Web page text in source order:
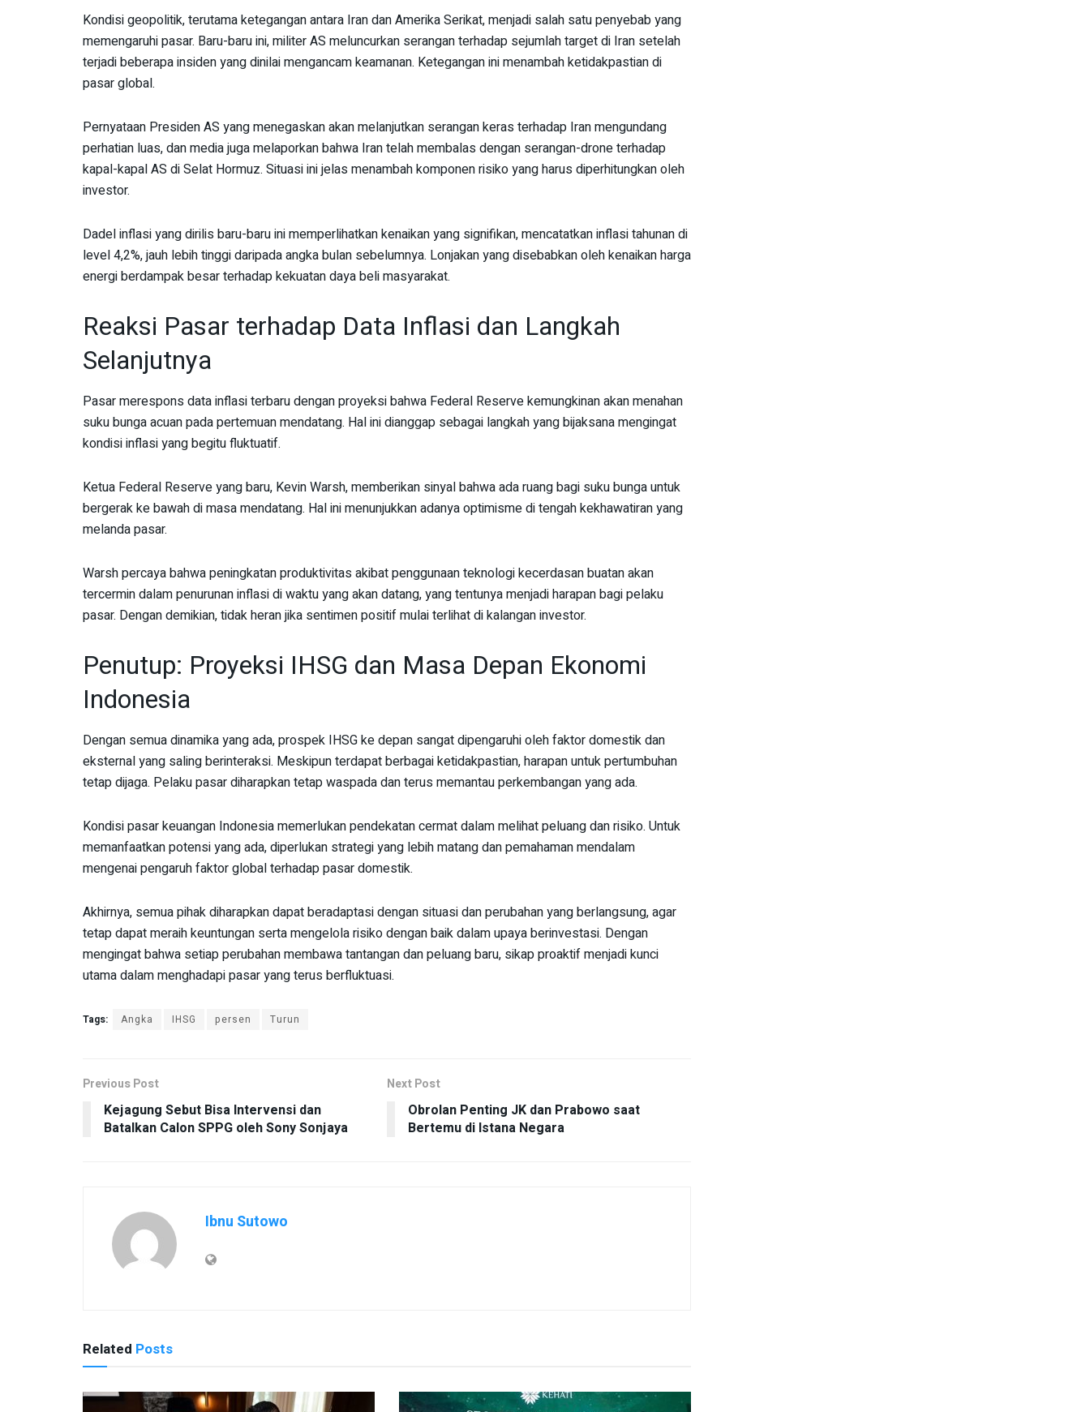
Kondisi geopolitik, terutama ketegangan antara Iran dan Amerika Serikat, menjadi salah satu penyebab yang
memengaruhi pasar. Baru-baru ini, militer AS meluncurkan serangan terhadap sejumlah target di Iran setelah
terjadi beberapa insiden yang dinilai mengancam keamanan. Ketegangan ini menambah ketidakpastian di
pasar global.
Pernyataan Presiden AS yang menegaskan akan melanjutkan serangan keras terhadap Iran mengundang
perhatian luas, dan media juga melaporkan bahwa Iran telah membalas dengan serangan-drone terhadap
kapal-kapal AS di Selat Hormuz. Situasi ini jelas menambah komponen risiko yang harus diperhitungkan oleh
investor.
Dadel inflasi yang dirilis baru-baru ini memperlihatkan kenaikan yang signifikan, mencatatkan inflasi tahunan di
level 4,2%, jauh lebih tinggi daripada angka bulan sebelumnya. Lonjakan yang disebabkan oleh kenaikan harga
energi berdampak besar terhadap kekuatan daya beli masyarakat.
Reaksi Pasar terhadap Data Inflasi dan Langkah
Selanjutnya
Pasar merespons data inflasi terbaru dengan proyeksi bahwa Federal Reserve kemungkinan akan menahan
suku bunga acuan pada pertemuan mendatang. Hal ini dianggap sebagai langkah yang bijaksana mengingat
kondisi inflasi yang begitu fluktuatif.
Ketua Federal Reserve yang baru, Kevin Warsh, memberikan sinyal bahwa ada ruang bagi suku bunga untuk
bergerak ke bawah di masa mendatang. Hal ini menunjukkan adanya optimisme di tengah kekhawatiran yang
melanda pasar.
Warsh percaya bahwa peningkatan produktivitas akibat penggunaan teknologi kecerdasan buatan akan
tercermin dalam penurunan inflasi di waktu yang akan datang, yang tentunya menjadi harapan bagi pelaku
pasar. Dengan demikian, tidak heran jika sentimen positif mulai terlihat di kalangan investor.
Penutup: Proyeksi IHSG dan Masa Depan Ekonomi
Indonesia
Dengan semua dinamika yang ada, prospek IHSG ke depan sangat dipengaruhi oleh faktor domestik dan
eksternal yang saling berinteraksi. Meskipun terdapat berbagai ketidakpastian, harapan untuk pertumbuhan
tetap dijaga. Pelaku pasar diharapkan tetap waspada dan terus memantau perkembangan yang ada.
Kondisi pasar keuangan Indonesia memerlukan pendekatan cermat dalam melihat peluang dan risiko. Untuk
memanfaatkan potensi yang ada, diperlukan strategi yang lebih matang dan pemahaman mendalam
mengenai pengaruh faktor global terhadap pasar domestik.
Akhirnya, semua pihak diharapkan dapat beradaptasi dengan situasi dan perubahan yang berlangsung, agar
tetap dapat meraih keuntungan serta mengelola risiko dengan baik dalam upaya berinvestasi. Dengan
mengingat bahwa setiap perubahan membawa tantangan dan peluang baru, sikap proaktif menjadi kunci
utama dalam menghadapi pasar yang terus berfluktuasi.
Tags: Angka IHSG persen Turun
Previous Post
Kejagung Sebut Bisa Intervensi dan
Batalkan Calon SPPG oleh Sony Sonjaya
Next Post
Obrolan Penting JK dan Prabowo saat
Bertemu di Istana Negara
Ibnu Sutowo
Related Posts